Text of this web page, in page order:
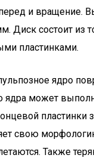
и вращение.
Диск состоит из
пластинками.
ядро
ядра может
пластинки
свою
Также